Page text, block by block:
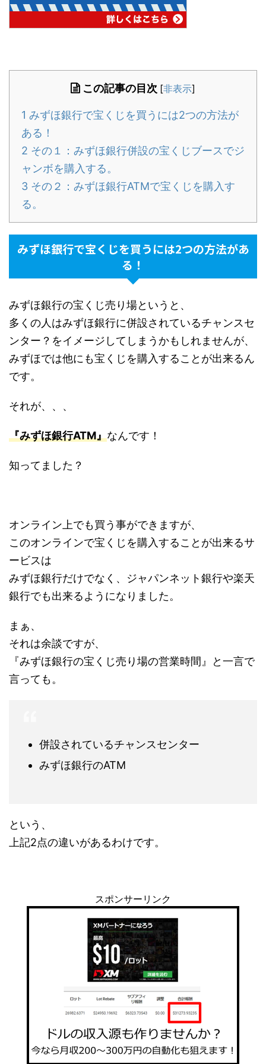
この記事の目次 [非表示]
1 みずほ銀行で宝くじを買うには2つの方法が
ある！
2 その１：みずほ銀行併設の宝くじブースでジ
ャンボを購入する。
3 その２：みずほ銀行ATMで宝くじを購入す
る。
みずほ銀行で宝くじを買うには2つの方法があ
る！
みずほ銀行の宝くじ売り場というと、
多くの人はみずほ銀行に併設されているチャンスセ
ンター？をイメージしてしまうかもしれませんが、
みずほでは他にも宝くじを購入することが出来るん
です。
それが、、、
『みずほ銀行ATM』なんです！
知ってました？
オンライン上でも買う事ができますが、
このオンラインで宝くじを購入することが出来るサ
ービスは
みずほ銀行だけでなく、ジャパンネット銀行や楽天
銀行でも出来るようになりました。
まぁ、
それは余談ですが、
『みずほ銀行の宝くじ売り場の営業時間』と一言で
言っても。
併設されているチャンスセンター
みずほ銀行のATM
という、
上記2点の違いがあるわけです。
スポンサーリンク